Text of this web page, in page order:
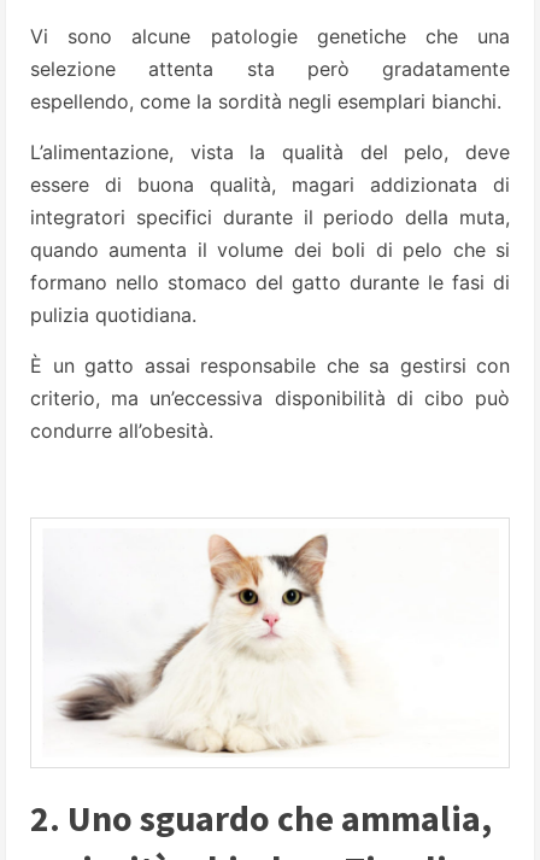
Vi sono alcune patologie genetiche che una
selezione attenta sta però gradatamente
espellendo, come la sordità negli esemplari bianchi.
L’alimentazione, vista la qualità del pelo, deve
essere di buona qualità, magari addizionata di
integratori specifici durante il periodo della muta,
quando aumenta il volume dei boli di pelo che si
formano nello stomaco del gatto durante le fasi di
pulizia quotidiana.
È un gatto assai responsabile che sa gestirsi con
criterio, ma un’eccessiva disponibilità di cibo può
condurre all’obesità.
2. Uno sguardo che ammalia,